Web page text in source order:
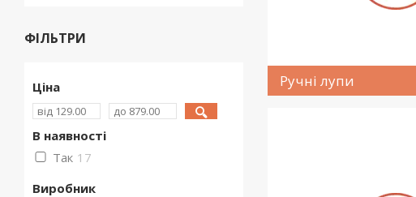
Ручні лупи
ФІЛЬТРИ
Ціна
В наявності
Так 17
Виробник